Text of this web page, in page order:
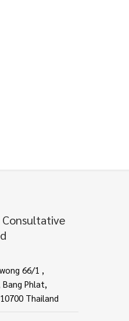
66/1 ,
Bang Phlat,
Thailand